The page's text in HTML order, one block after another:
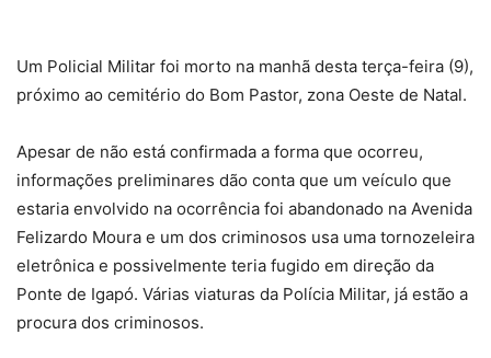
Um Policial Militar foi morto na manhã desta terça-feira (9),
próximo ao cemitério do Bom Pastor, zona Oeste de Natal.
Apesar de não está confirmada a forma que ocorreu,
informações preliminares dão conta que um veículo que
estaria envolvido na ocorrência foi abandonado na Avenida
Felizardo Moura e um dos criminosos usa uma tornozeleira
eletrônica e possivelmente teria fugido em direção da
Ponte de Igapó. Várias viaturas da Polícia Militar, já estão a
procura dos criminosos.